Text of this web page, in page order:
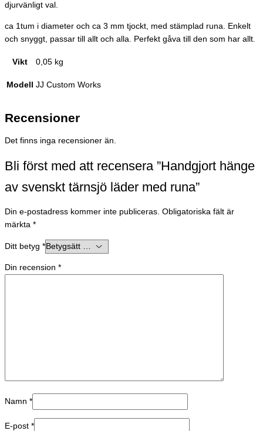
djurvänligt val.
ca 1tum i diameter och ca 3 mm tjockt, med stämplad runa. Enkelt
och snyggt, passar till allt och alla. Perfekt gåva till den som har allt.
Vikt 0,05 kg
Modell JJ Custom Works
Recensioner
Det finns inga recensioner än.
Bli först med att recensera ”Handgjort hänge
av svenskt tärnsjö läder med runa”
Din e-postadress kommer inte publiceras. Obligatoriska fält är
märkta *
Ditt betyg *
Din recension *
Namn *
E-post *